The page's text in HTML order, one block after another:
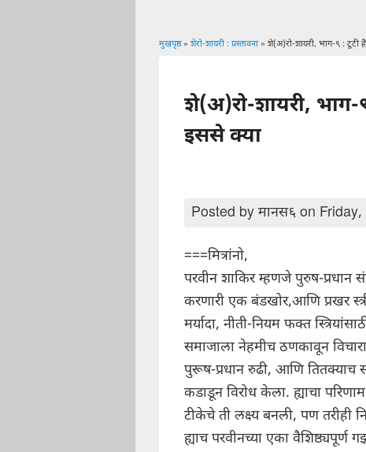
मुखपृष्ठ» शेरो-शायरी : प्रस्तावना » शे(अ)रो-शायरी, भाग-९ : टूटी
शे(अ)रो-शायरी, भाग-
इससे क्या
Posted by मानस६ on Friday,
===मित्रांनो,
परवीन शाकिर म्हणजे पुरुष-
करणारी एक बंडखोर,आणि प्रखर
मर्यादा, नीती-नियम फक्त
समाजाला नेहमीच ठणकावून
पुरूष-प्रधान रुढी, आणि तितक्याच
कडाडून विरोध केला. ह्याचा
टीकेचे ती लक्ष्य बनली, पण तरीही
ह्याच परवीनच्या एका वैशिष्ठ्यपूर्ण